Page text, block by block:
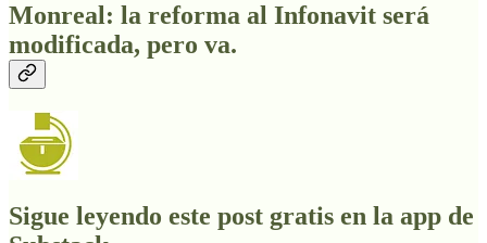
Monreal: la reforma al Infonavit será
modificada, pero va.
Sigue leyendo este post gratis en la app de